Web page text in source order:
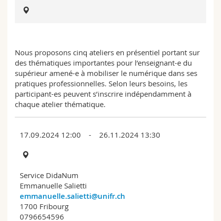
Sciences et médecine
Collaborateurs
Webmail
MyUnifr
Nous proposons cinq ateliers en présentiel portant sur
des thématiques importantes pour l’enseignant-e du
supérieur amené-e à mobiliser le numérique dans ses
pratiques professionnelles. Selon leurs besoins, les
participant-es peuvent s’inscrire indépendamment à
chaque atelier thématique.
17.09.2024 12:00 - 26.11.2024 13:30
Service DidaNum
Emmanuelle Salietti
emmanuelle.salietti@unifr.ch
1700 Fribourg
0796654596